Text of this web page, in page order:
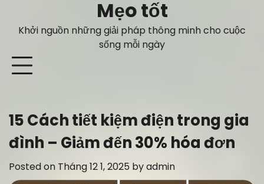
content
Mẹo tốt
Khởi nguồn những giải pháp thông minh cho cuộc
sống mỗi ngày
15 Cách tiết kiệm điện trong gia
đình – Giảm đến 30% hóa đơn
Posted on Tháng 12 1, 2025 byadmin